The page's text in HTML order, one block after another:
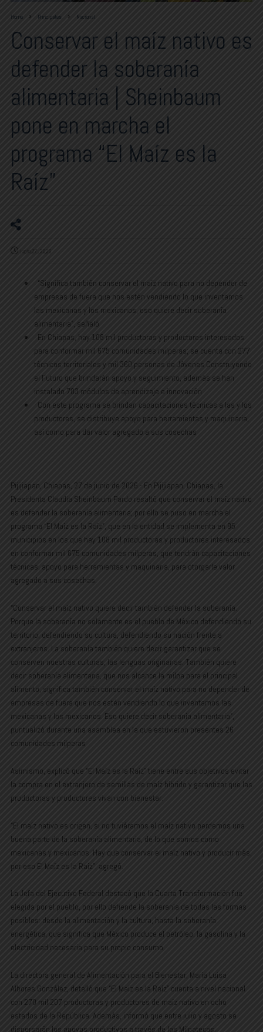
Home Principales Nacional
Conservar el maíz nativo es
defender la soberanía
alimentaria | Sheinbaum
pone en marcha el
programa “El Maíz es la
Raíz”
junio 27, 2026
⁠ ⁠“Significa también conservar el maíz nativo para no depender de
empresas de fuera que nos estén vendiendo lo que inventamos
las mexicanas y los mexicanos, eso quiere decir soberanía
alimentaria”, señaló
⁠ ⁠En Chiapas, hay 108 mil productoras y productores interesados
para conformar mil 675 comunidades milperas; se cuenta con 277
técnicos territoriales y mil 360 personas de Jóvenes Construyendo
el Futuro que brindarán apoyo y seguimiento, además se han
instalado 783 módulos de aprendizaje e innovación
⁠ ⁠Con este programa se brindan capacitaciones técnicas a las y los
productores, se distribuye apoyo para herramientas y maquinaria,
así como para dar valor agregado a sus cosechas
Pijijiapan, Chiapas, 27 de junio de 2026.- En Pijijiapan, Chiapas, la
Presidenta Claudia Sheinbaum Pardo resaltó que conservar el maíz nativo
es defender la soberanía alimentaria; por ello se puso en marcha el
programa “El Maíz es la Raíz”, que en la entidad se implementa en 95
municipios en los que hay 108 mil productoras y productores interesados
en conformar mil 675 comunidades milperas, que tendrán capacitaciones
técnicas, apoyo para herramientas y maquinaria, para otorgarle valor
agregado a sus cosechas.
“Conservar el maíz nativo quiere decir también defender la soberanía.
Porque la soberanía no solamente es el pueblo de México defendiendo su
territorio, defendiendo su cultura, defendiendo su nación frente a
extranjeros. La soberanía también quiere decir garantizar que se
conserven nuestras culturas, las lenguas originarias. También quiere
decir soberanía alimentaria, que nos alcance la milpa para el principal
alimento, significa también conservar el maíz nativo para no depender de
empresas de fuera que nos estén vendiendo lo que inventamos las
mexicanas y los mexicanos. Eso quiere decir soberanía alimentaria”,
puntualizó durante una asamblea en la que estuvieron presentes 26
comunidades milperas
Asimismo, explicó que “El Maíz es la Raíz” tiene entre sus objetivos evitar
la compra en el extranjero de semillas de maíz híbrido y garantizar que las
productoras y productores vivan con bienestar.
“El maíz nativo es origen, si no tuviéramos el maíz nativo perdemos una
buena parte de la soberanía alimentaria, de lo que somos como
mexicanas y mexicanos. Hay que conservar el maíz nativo y producir más,
por eso El Maíz es la Raíz”, agregó.
La Jefa del Ejecutivo Federal destacó que la Cuarta Transformación fue
elegida por el pueblo, por ello defiende la soberanía de todas las formas
posibles: desde la alimentación y la cultura, hasta la soberanía
energética, que significa que México produce el petróleo, la gasolina y la
electricidad necesaria para su propio consumo.
La directora general de Alimentación para el Bienestar, María Luisa
Albores González, detalló que “El Maíz es la Raíz” cuenta a nivel nacional
con 270 mil 207 productoras y productores de maíz nativo en ocho
estados de la República. Además, informó que entre julio y agosto se
dispersarán los apoyos productivos a través de las Milpatecas.